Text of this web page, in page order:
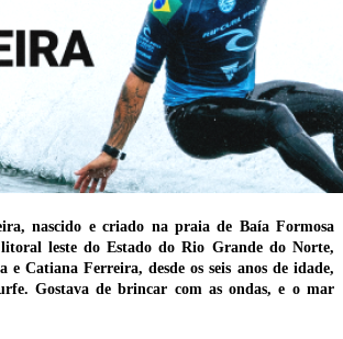
nascido e criado na praia de Baía Formosa
leste do Estado do Rio Grande do Norte,
Catiana Ferreira, desde os seis anos de idade,
Gostava de brincar com as ondas, e o mar